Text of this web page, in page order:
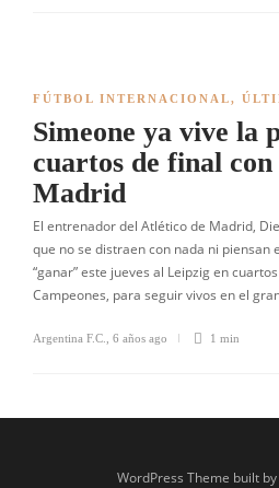
FÚTBOL INTERNACIONAL,
Simeone ya vive la
cuartos de final
Madrid
El entrenador del Atlético de Madrid,
que no se distraen con nada ni piensan
“ganar” este jueves al Leipzig en
Campeones, para seguir vivos en el
Argentina F.C. 6 años ago 1 min
WordPress Theme built by